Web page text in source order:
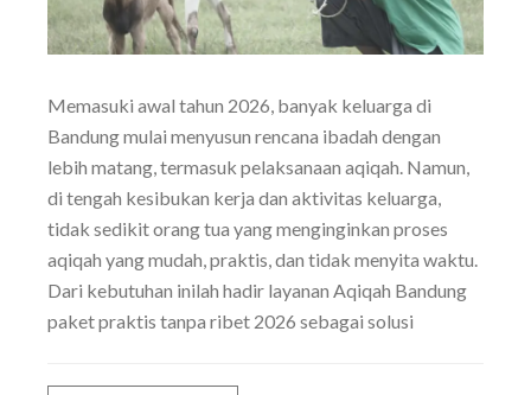
Memasuki awal tahun 2026, banyak keluarga di
Bandung mulai menyusun rencana ibadah dengan
lebih matang, termasuk pelaksanaan aqiqah. Namun,
di tengah kesibukan kerja dan aktivitas keluarga,
tidak sedikit orang tua yang menginginkan proses
aqiqah yang mudah, praktis, dan tidak menyita waktu.
Dari kebutuhan inilah hadir layanan Aqiqah Bandung
paket praktis tanpa ribet 2026 sebagai solusi